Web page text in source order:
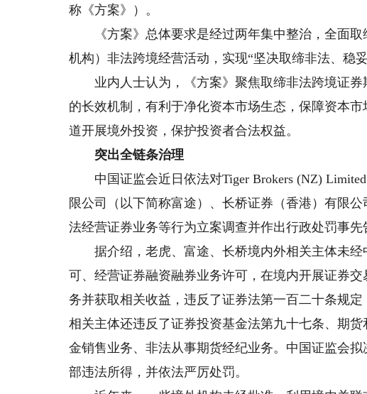
称《方案》）。
《方案》总体要求是经过两年集中整治，全面取
机构）非法跨境经营活动，实现“坚决取缔非法、稳
业内人士认为，《方案》聚焦取缔非法跨境证券
的长效机制，有利于净化资本市场生态，保障资本
道开展境外投资，保护投资者合法权益。
突出全链条治理
中国证监会近日依法对Tiger Brokers (NZ)
限公司（以下简称富途）、长桥证券（香港）有限
法经营证券业务等行为立案调查并作出行政处罚事先
据介绍，老虎、富途、长桥境内外相关主体未经
可、经营证券融资融券业务许可，在境内开展证券
务并获取相关收益，违反了证券法第一百二十条规
相关主体还违反了证券投资基金法第九十七条、期
金销售业务、非法从事期货经纪业务。中国证监会
部违法所得，并依法严厉处罚。